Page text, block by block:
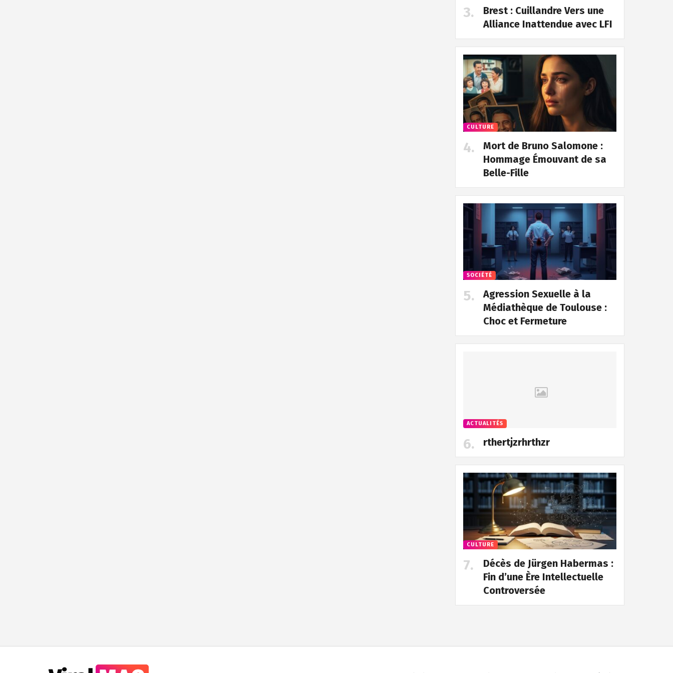
Brest : Cuillandre Vers une
Alliance Inattendue avec LFI
CULTURE
Mort de Bruno Salomone :
Hommage Émouvant de sa
Belle-Fille
SOCIÉTÉ
Agression Sexuelle à la
Médiathèque de Toulouse :
Choc et Fermeture
ACTUALITÉS
rthertjzrhrthzr
CULTURE
Décès de Jürgen Habermas :
Fin d’une Ère Intellectuelle
Controversée